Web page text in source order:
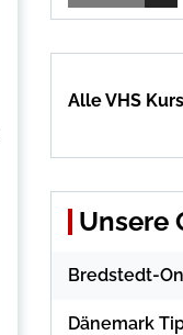
Alle VHS
Unsere
Bredstedt-
Dänemark